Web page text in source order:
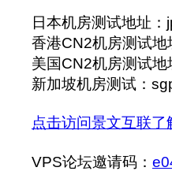
日本机房测试地址
香港CN2机房测试
美国CN2机房测试
新加坡机房测试：
点击访问景文互联了
VPS论坛邀请码：